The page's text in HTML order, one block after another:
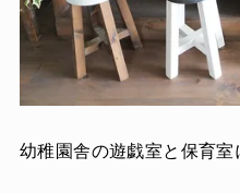
幼稚園舎の遊戯室と保育室